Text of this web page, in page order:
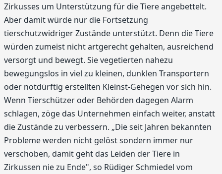
Zirkusses um Unterstützung für die Tiere angebettelt.
Aber damit würde nur die Fortsetzung
tierschutzwidriger Zustände unterstützt. Denn die Tiere
würden zumeist nicht artgerecht gehalten, ausreichend
versorgt und bewegt. Sie vegetierten nahezu
bewegungslos in viel zu kleinen, dunklen Transportern
oder notdürftig erstellten Kleinst-Gehegen vor sich hin.
Wenn Tierschützer oder Behörden dagegen Alarm
schlagen, zöge das Unternehmen einfach weiter, anstatt
die Zustände zu verbessern. „Die seit Jahren bekannten
Probleme werden nicht gelöst sondern immer nur
verschoben, damit geht das Leiden der Tiere in
Zirkussen nie zu Ende", so Rüdiger Schmiedel vom